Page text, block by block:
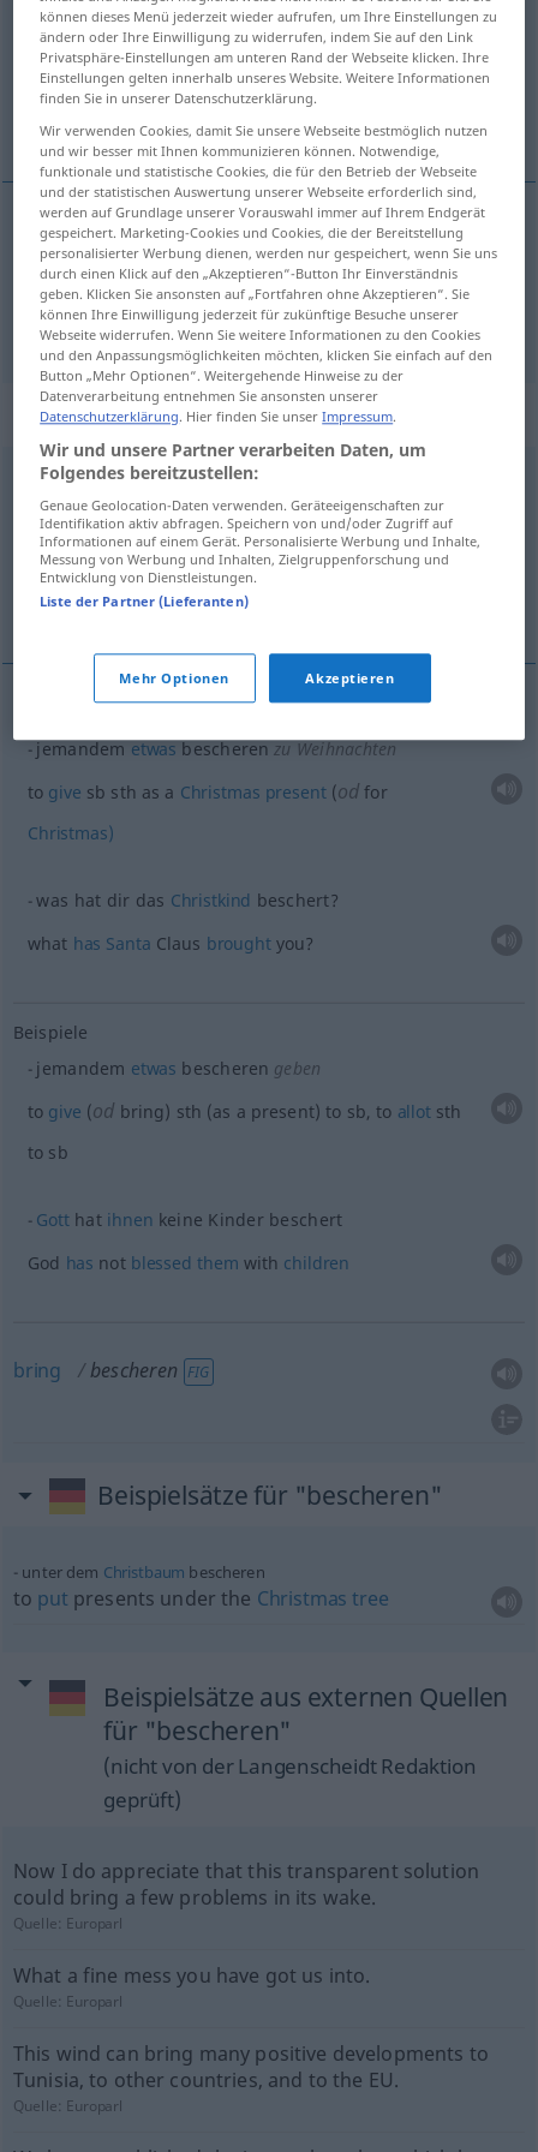
Übersicht aller Übersetzungen
(Für mehr Details die Übersetzung anklicken/antippen)
give out the Christmas presents
giveout the (Christmas) presents
bescheren
besonders zu Weihnachten
„bescheren“: transitives Verb
bescherenv/t
Übersicht aller Übersetzungen
(Für mehr Details die Übersetzung anklicken/antippen)
bring
jemandemetwasbescherenzu Weihnachten
to give sb sth as a Christmas present(od for
Christmas)
was hat dir das Christkind beschert?
what has Santa Claus broughtyou?
Beispiele
jemandem etwas bescheren geben
to give (od bring) sth (as a present) to sb, to allotsth
to sb
Gotthat ihnen keine Kinder beschert
God has not blessed them with children
bring bescheren FIG
Beispielsätze für "bescheren"
unter dem Christbaum bescheren
to put presents under the Christmas tree
Beispielsätze aus externen Quellen
für "bescheren"
(nicht von der Langenscheidt Redaktion
geprüft)
Now I do appreciate that this transparent solution
could bring a few problems in its wake.
Quelle: Europarl
What a fine mess you have got us into.
Quelle: Europarl
This wind can bring many positive developments to
Tunisia, to other countries, and to the EU.
Quelle: Europarl
können dieses Menü jederzeit wieder aufrufen, um Ihre Einstellungen zu
ändern oder Ihre Einwilligung zu widerrufen, indem Sie auf den Link
Privatsphäre-Einstellungen am unteren Rand der Webseite klicken. Ihre
Einstellungen gelten innerhalb unseres Website. Weitere Informationen
finden Sie in unserer Datenschutzerklärung.
Wir verwenden Cookies, damit Sie unsere Webseite bestmöglich nutzen
und wir besser mit Ihnen kommunizieren können. Notwendige,
funktionale und statistische Cookies, die für den Betrieb der Webseite
und der statistischen Auswertung unserer Webseite erforderlich sind,
werden auf Grundlage unserer Vorauswahl immer auf Ihrem Endgerät
gespeichert. Marketing-Cookies und Cookies, die der Bereitstellung
personalisierter Werbung dienen, werden nur gespeichert, wenn Sie uns
durch einen Klick auf den „Akzeptieren“-Button Ihr Einverständnis
geben. Klicken Sie ansonsten auf „Fortfahren ohne Akzeptieren“. Sie
können Ihre Einwilligung jederzeit für zukünftige Besuche unserer
Webseite widerrufen. Wenn Sie weitere Informationen zu den Cookies
und den Anpassungsmöglichkeiten möchten, klicken Sie einfach auf den
Button „Mehr Optionen“. Weitergehende Hinweise zu der
Datenverarbeitung entnehmen Sie ansonsten unserer
Datenschutzerklärung. Hier finden Sie unserImpressum.
Wir und unsere Partner verarbeiten Daten, um
Folgendes bereitzustellen:
Genaue Geolocation-Daten verwenden. Geräteeigenschaften zur
Identifikation aktiv abfragen. Speichern von und/oder Zugriff auf
Informationen auf einem Gerät. Personalisierte Werbung und Inhalte,
Messung von Werbung und Inhalten, Zielgruppenforschung und
Entwicklung von Dienstleistungen.
Liste der Partner (Lieferanten)
Mehr Optionen Akzeptieren